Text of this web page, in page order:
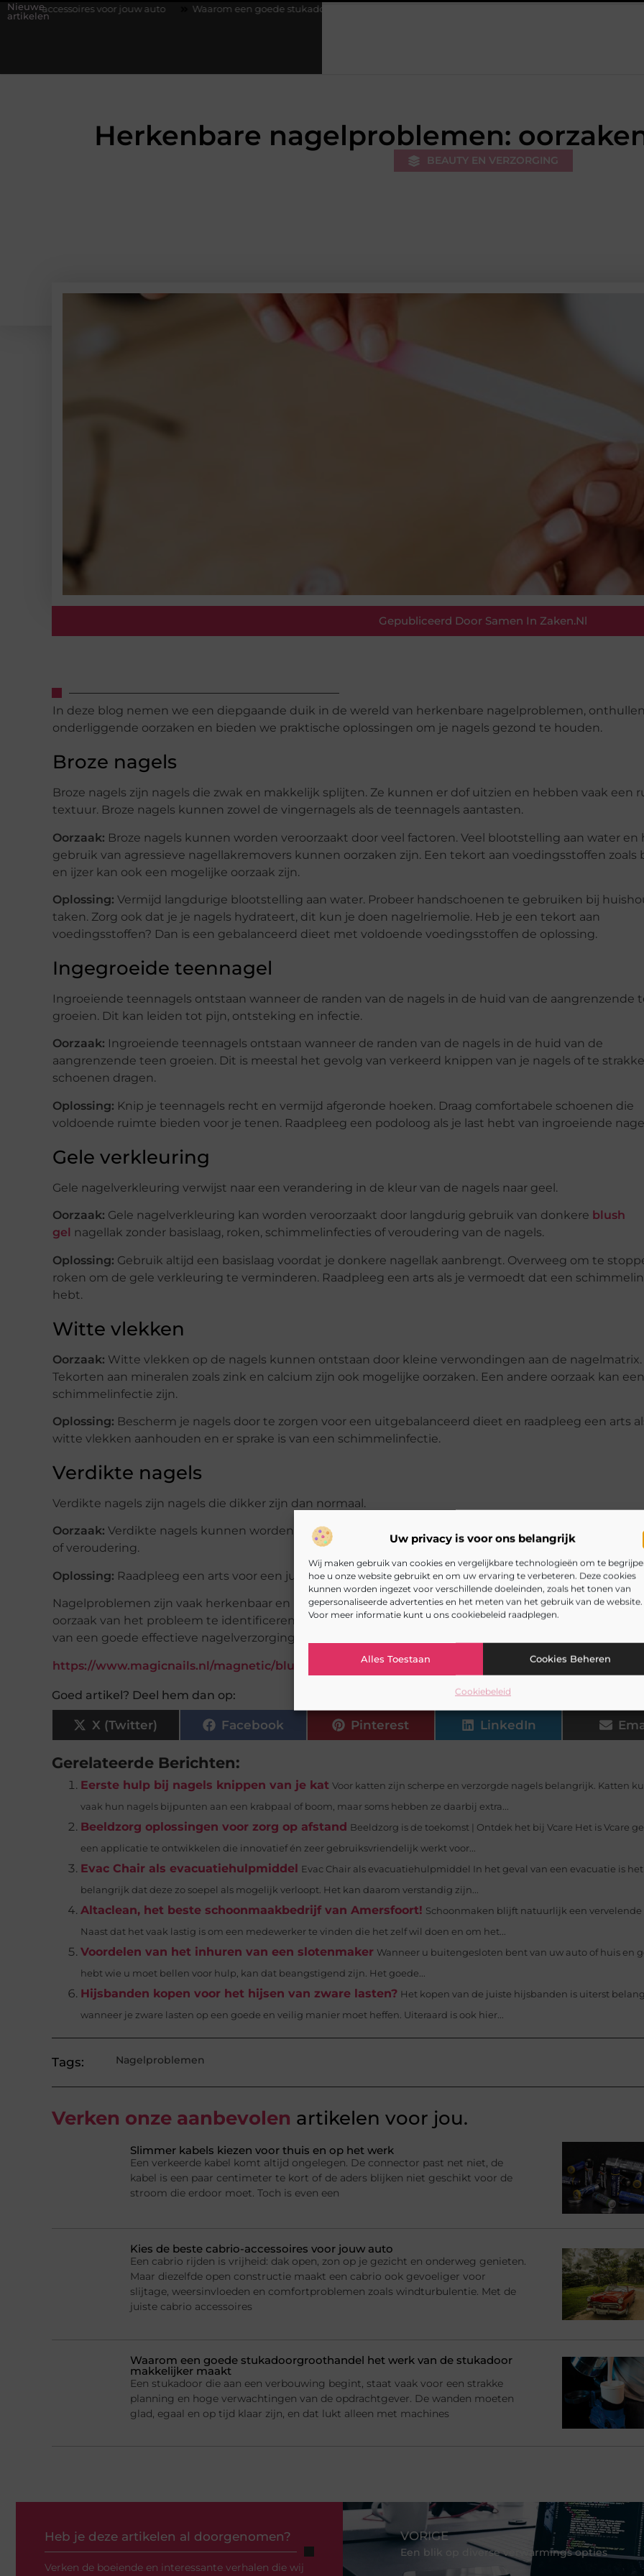
Uw privacy is voor ons belangrijk
Wij maken gebruik van cookies en vergelijkbare technologieën om te
hoe u onze website gebruikt en om uw ervaring te verbeteren. Deze cookies
kunnen worden ingezet voor verschillende doeleinden, zoals het tonen van
gepersonaliseerde advertenties en het meten van het gebruik van de website.
Voor meer informatie kunt u ons cookiebeleid raadplegen.
Alles Toestaan Cookies Beheren
Cookiebeleid
Nieuwe
artikelen
voor jouw auto Waarom een goede stukadoorgroothandel het werk van de stukadoor makkelijker maakt
Herkenbare nagelproblemen:
BEAUTY EN VERZORGING
Gepubliceerd Door Samen In Zaken.nl
In deze blog nemen we een diepgaande duik in de wereld van herkenbare nagelproblemen,
onderliggende oorzaken en bieden we praktische oplossingen om je nagels gezond te houden.
Broze nagels
Broze nagels zijn nagels die zwak en makkelijk splijten. Ze kunnen er dof uitzien en hebben vaak een
textuur. Broze nagels kunnen zowel de vingernagels als de teennagels aantasten.
Oorzaak: Broze nagels kunnen worden veroorzaakt door veel factoren. Veel blootstelling aan water en
gebruik van agressieve nagellakremovers kunnen oorzaken zijn. Een tekort aan voedingsstoffen zoals
en ijzer kan ook een mogelijke oorzaak zijn.
Oplossing: Vermijd langdurige blootstelling aan water. Probeer handschoenen te gebruiken bij
taken. Zorg ook dat je je nagels hydrateert, dit kun je doen nagelriemolie. Heb je een tekort aan
voedingsstoffen? Dan is een gebalanceerd dieet met voldoende voedingsstoffen de oplossing.
Ingegroeide teennagel
Ingroeiende teennagels ontstaan wanneer de randen van de nagels in de huid van de aangrenzende
groeien. Dit kan leiden tot pijn, ontsteking en infectie.
Oorzaak: Ingroeiende teennagels ontstaan wanneer de randen van de nagels in de huid van de
aangrenzende teen groeien. Dit is meestal het gevolg van verkeerd knippen van je nagels of te strakke
schoenen dragen.
Oplossing: Knip je teennagels recht en vermijd afgeronde hoeken. Draag comfortabele schoenen die
voldoende ruimte bieden voor je tenen. Raadpleeg een podoloog als je last hebt van ingroeiende
Gele verkleuring
Gele nagelverkleuring verwijst naar een verandering in de kleur van de nagels naar geel.
Oorzaak: Gele nagelverkleuring kan worden veroorzaakt door langdurig gebruik van donkere blush
gel nagellak zonder basislaag, roken, schimmelinfecties of veroudering van de nagels.
Oplossing: Gebruik altijd een basislaag voordat je donkere nagellak aanbrengt. Overweeg om te
roken om de gele verkleuring te verminderen. Raadpleeg een arts als je vermoedt dat een
hebt.
Witte vlekken
Oorzaak: Witte vlekken op de nagels kunnen ontstaan door kleine verwondingen aan de nagelmatrix.
Tekorten aan mineralen zoals zink en calcium zijn ook mogelijke oorzaken. Een andere oorzaak kan een
schimmelinfectie zijn.
Oplossing: Bescherm je nagels door te zorgen voor een uitgebalanceerd dieet en raadpleeg een arts
witte vlekken aanhouden en er sprake is van een schimmelinfectie.
Verdikte nagels
Verdikte nagels zijn nagels die dikker zijn dan normaal.
Oorzaak: Verdikte nagels kunnen worden veroorzaakt door schimmelinfecties, psoriasis, bepaalde
of veroudering.
Oplossing: Raadpleeg een arts voor een juiste diagnose en behandeling als je last hebt van verdikte
Nagelproblemen zijn vaak herkenbaar en kunnen verschillende oorzaken hebben. Het is belangrijk om
oorzaak van het probleem te identificeren en de juiste stappen te nemen voor behandeling. Het
van een goede effectieve nagelverzorging.
https://www.magicnails.nl/magnetic/blush-biab/
Goed artikel? Deel hem dan op:
X (Twitter) Facebook Pinterest LinkedIn
Gerelateerde Berichten:
Eerste hulp bij nagels knippen van je kat Voor katten zijn scherpe en verzorgde nagels belangrijk. Katten
vaak hun nagels bijpunten aan een krabpaal of boom, maar soms hebben ze daarbij extra...
Beeldzorg oplossingen voor zorg op afstand Beeldzorg is de toekomst | Ontdek het bij Vcare Het is Vcare
een applicatie te ontwikkelen die innovatief én zeer gebruiksvriendelijk werkt voor...
Evac Chair als evacuatiehulpmiddel
Evac Chair als evacuatiehulpmiddel In het geval van een evacuatie is het
belangrijk dat deze zo soepel als mogelijk verloopt. Het kan daarom verstandig zijn...
Altaclean, het beste schoonmaakbedrijf van Amersfoort! Schoonmaken blijft natuurlijk een vervelende
Naast dat het vaak lastig is om een medewerker te vinden die het zelf wil doen en om het...
Voordelen van het inhuren van een slotenmaker Wanneer u buitengesloten bent van uw auto of huis en
hebt wie u moet bellen voor hulp, kan dat beangstigend zijn. Het goede...
Hijsbanden kopen voor het hijsen van zware lasten? Het kopen van de juiste hijsbanden is uiterst
wanneer je zware lasten op een goede en veilig manier moet heffen. Uiteraard is ook hier...
Tags: Nagelproblemen
Verken onze aanbevolen artikelen voor jou.
Slimmer kabels kiezen voor thuis en op het werk
Een verkeerde kabel komt altijd ongelegen. De connector past net niet, de
kabel is een paar centimeter te kort of de aders blijken niet geschikt voor de
stroom die erdoor moet. Toch is even een
Kies de beste cabrio-accessoires voor jouw auto
Een cabrio rijden is vrijheid: dak open, zon op je gezicht en onderweg genieten.
Maar diezelfde open constructie maakt een cabrio ook gevoeliger voor
slijtage, weersinvloeden en comfortproblemen zoals windturbulentie. Met de
juiste cabrio accessoires
Waarom een goede stukadoorgroothandel het werk van de stukadoor
makkelijker maakt
Een stukadoor die aan een verbouwing begint, staat vaak voor een strakke
planning en hoge verwachtingen van de opdrachtgever. De wanden moeten
glad, egaal en op tijd klaar zijn, en dat lukt alleen met machines
Heb je deze artikelen al doorgenomen?
Verken de boeiende en interessante verhalen die wij
VORIGE
Een blik op diverse verwarmings opties